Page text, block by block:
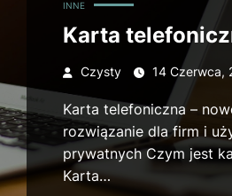
INNE
Karta
Czysty 14 Czerwca,
Karta telefoniczna –
rozwiązanie dla firm i
prywatnych Czym jest
Karta…